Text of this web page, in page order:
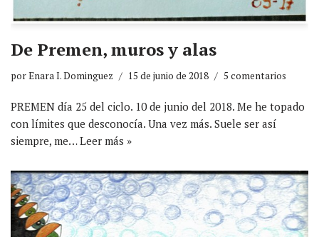
De Premen, muros y alas
porEnara I. Dominguez 15 de junio de 2018 5 comentarios
PREMEN día 25 del ciclo. 10 de junio del 2018. Me he topado
con límites que desconocía. Una vez más. Suele ser así
siempre, me…Leer más »